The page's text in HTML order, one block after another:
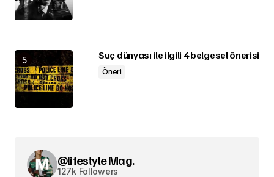
Suç dünyası ile ilgili 4 belgesel önerisi
Öneri
@lifestyle Mag.
127k Followers